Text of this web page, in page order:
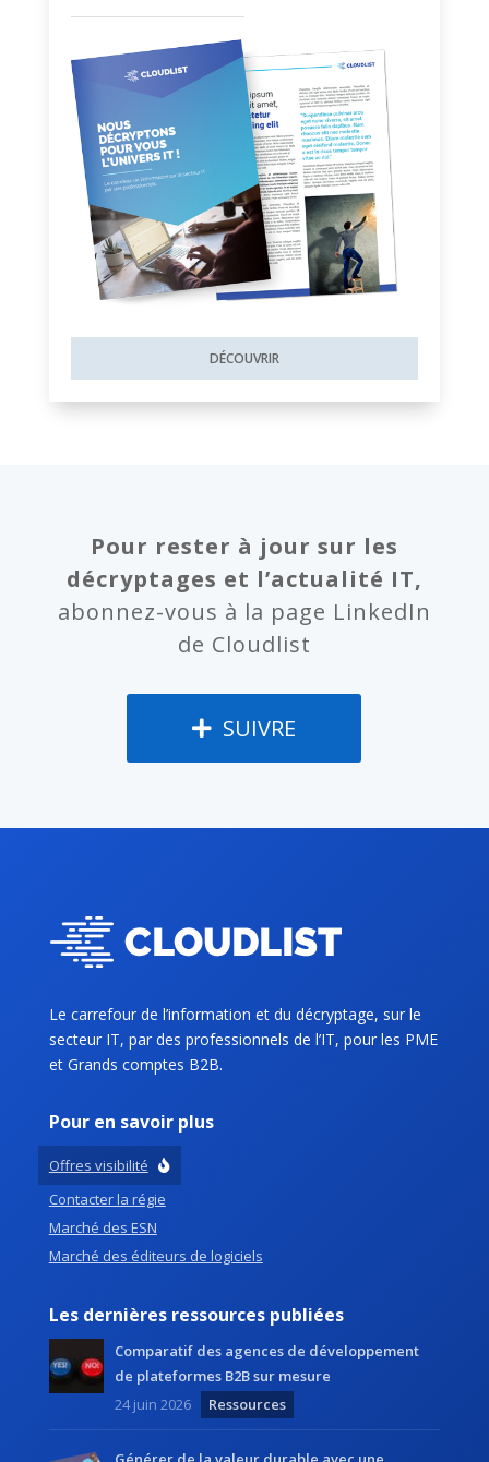
DÉCOUVRIR
Pour rester à jour sur les
décryptages et l’actualité IT,
abonnez-vous à la page LinkedIn
de Cloudlist
SUIVRE
Le carrefour de l’information et du décryptage, sur le
secteur IT, par des professionnels de l’IT, pour les PME
et Grands comptes B2B.
Pour en savoir plus
Offres visibilité
Contacter la régie
Marché des ESN
Marché des éditeurs de logiciels
Les dernières ressources publiées
Comparatif des agences de développement
de plateformes B2B sur mesure
24 juin 2026
Ressources